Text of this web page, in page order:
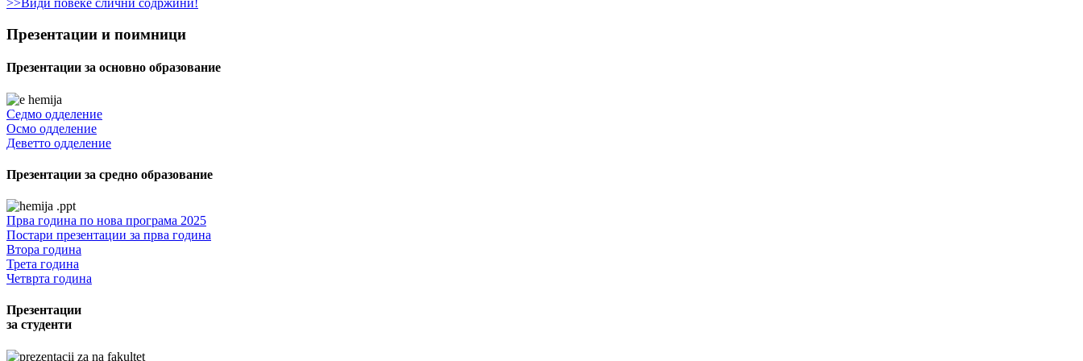
>>Види повеќе слични содржини!
Презентации и поимници
Презентации за основно образование
Седмо одделение
Осмо одделение
Деветто одделение
Презентации за средно образование
Прва година по нова програма 2025
Постари презентации за прва година
Втора година
Трета година
Четврта година
Презентации
за студенти